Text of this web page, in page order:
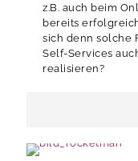
z.B. auch beim
bereits
sich denn solche
Self-Services
realisieren?